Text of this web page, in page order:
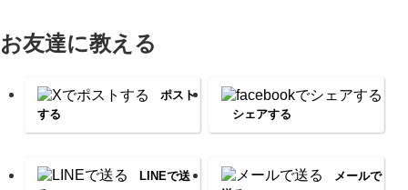
お友達に教える
ポスト
する
シェアする
LINEで送
メールで